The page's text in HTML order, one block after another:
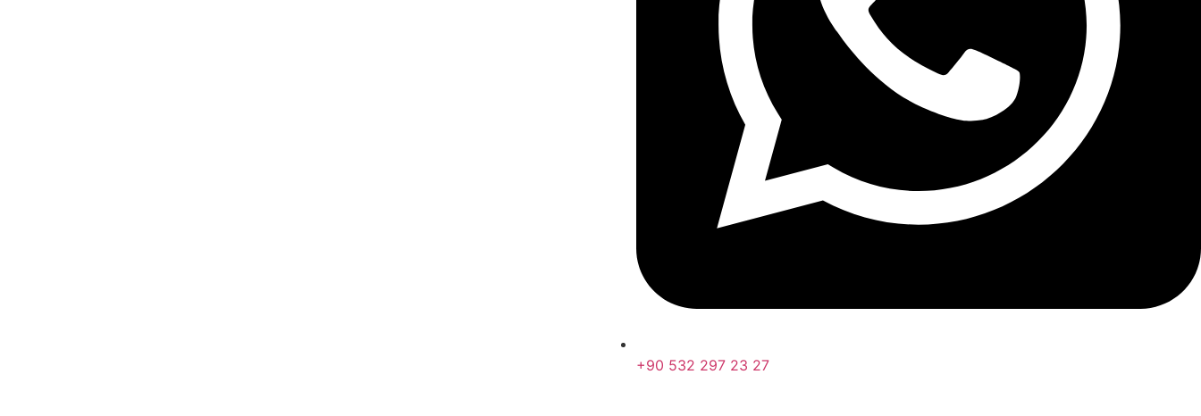
+90 532 297 23 27